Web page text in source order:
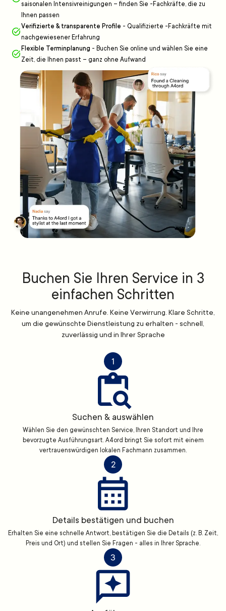
saisonalen Intensivreinigungen – finden Sie -Fachkräfte, die zu
Ihnen passen
Verifizierte & transparente Profile - Qualifizierte -Fachkräfte mit
nachgewiesener Erfahrung
Flexible Terminplanung - Buchen Sie online und wählen Sie eine
Zeit, die Ihnen passt – ganz ohne Aufwand
Buchen Sie Ihren Service in 3
einfachen Schritten
Keine unangenehmen Anrufe. Keine Verwirrung. Klare Schritte,
um die gewünschte Dienstleistung zu erhalten - schnell,
zuverlässig und in Ihrer Sprache
1
Suchen & auswählen
Wählen Sie den gewünschten Service, Ihren Standort und Ihre
bevorzugte Ausführungsart. A4ord bringt Sie sofort mit einem
vertrauenswürdigen lokalen Fachmann zusammen.
2
Details bestätigen und buchen
Erhalten Sie eine schnelle Antwort, bestätigen Sie die Details (z. B. Zeit,
Preis und Ort) und stellen Sie Fragen - alles in Ihrer Sprache.
3